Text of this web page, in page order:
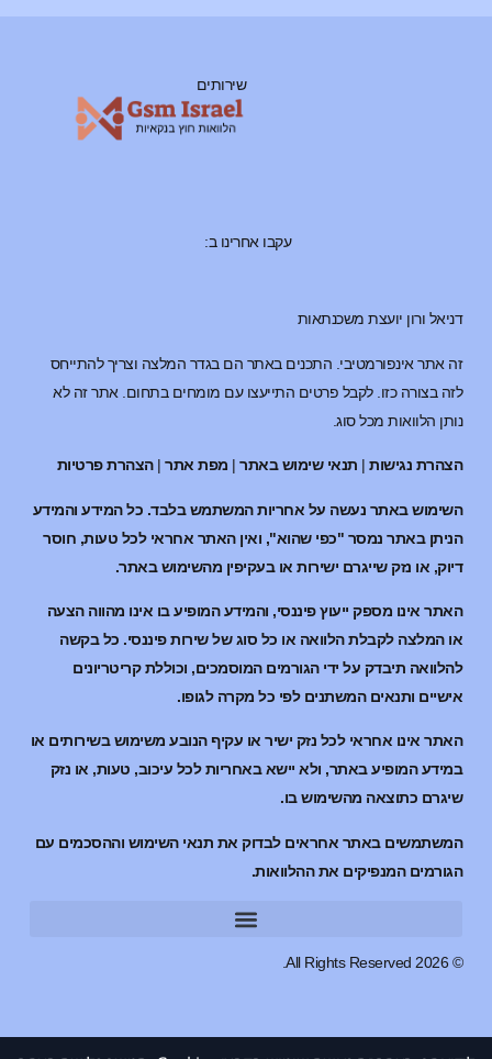
דניאל ורון יועצת משכנתאות
זה אתר אינפורמטיבי. התכנים באתר הם בגדר המלצה וצריך להתייחס
לזה בצורה כזו. לקבל פרטים התייעצו עם מומחים בתחום. אתר זה לא
נותן הלוואות מכל סוג.
הצהרת נגישות|תנאי שימוש באתר|מפת אתר|הצהרת פרטיות
השימוש באתר נעשה על אחריות המשתמש בלבד. כל המידע והמידע
הניתן באתר נמסר "כפי שהוא", ואין האתר אחראי לכל טעות, חוסר
דיוק, או נזק שייגרם ישירות או בעקיפין מהשימוש באתר.
האתר אינו מספק ייעוץ פיננסי, והמידע המופיע בו אינו מהווה הצעה
או המלצה לקבלת הלוואה או כל סוג של שירות פיננסי. כל בקשה
להלוואה תיבדק על ידי הגורמים המוסמכים, וכוללת קריטריונים
אישיים ותנאים המשתנים לפי כל מקרה לגופו.
האתר אינו אחראי לכל נזק ישיר או עקיף הנובע משימוש בשירותים או
במידע המופיע באתר, ולא יישא באחריות לכל עיכוב, טעות, או נזק
שיגרם כתוצאה מהשימוש בו.
המשתמשים באתר אחראים לבדוק את תנאי השימוש וההסכמים עם
הגורמים המנפיקים את ההלוואות.
© 2026 All Rights Reserved.
שירותים
עקבו אחרינו ב: